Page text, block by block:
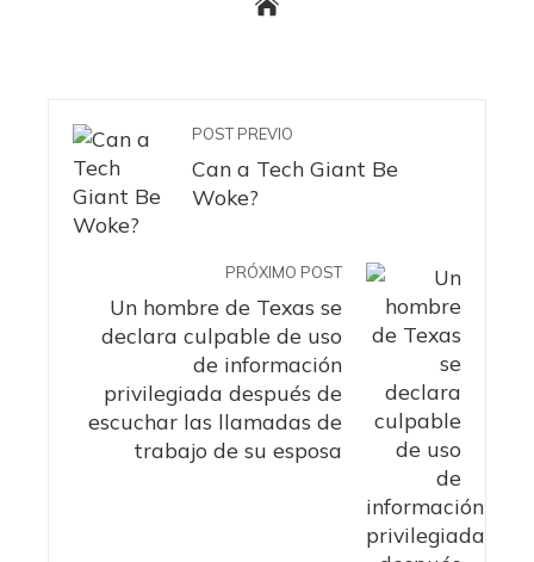
POST PREVIO
Can a Tech Giant Be
Woke?
PRÓXIMO POST
Un hombre de Texas se
declara culpable de uso
de información
privilegiada después de
escuchar las llamadas de
trabajo de su esposa